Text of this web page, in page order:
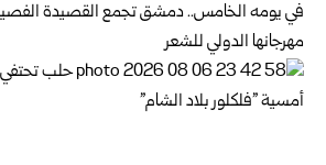
في يومه الخامس.. دمشق تجمع القصيدة
مهرجانها الدولي للشعر